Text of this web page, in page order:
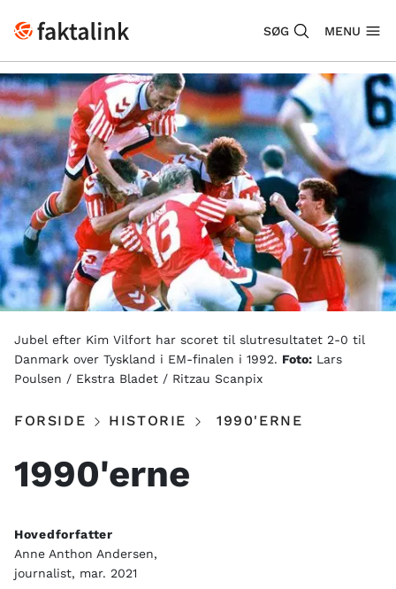
SØG MENU
Jubel efter Kim Vilfort har scoret til slutresultatet 2-0 til
Danmark over Tyskland i EM-finalen i 1992. Foto: Lars
Poulsen / Ekstra Bladet / Ritzau Scanpix
FORSIDE HISTORIE 1990'ERNE
1990'erne
Hovedforfatter
Anne Anthon Andersen,
journalist, mar. 2021